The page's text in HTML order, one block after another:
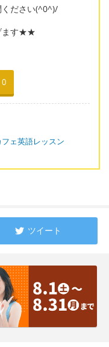
ください(^0^)/
ます★★
0
フェ英語レッスン
ツイート